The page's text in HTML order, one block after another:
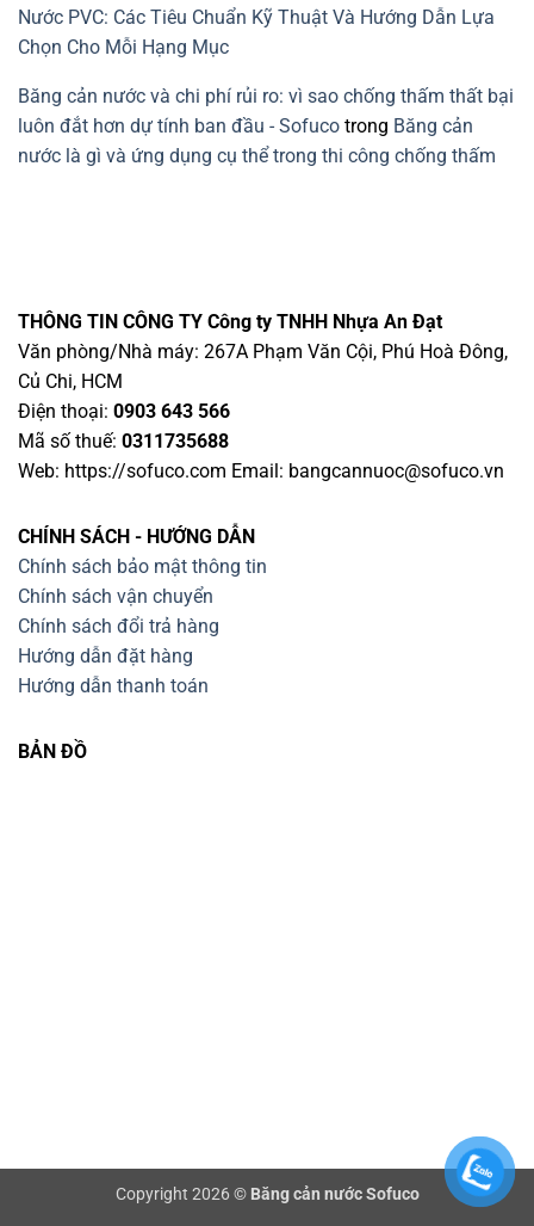
Nước PVC: Các Tiêu Chuẩn Kỹ Thuật Và Hướng Dẫn Lựa
Chọn Cho Mỗi Hạng Mục
Băng cản nước và chi phí rủi ro: vì sao chống thấm thất bại
luôn đắt hơn dự tính ban đầu - Sofuco trong Băng cản
nước là gì và ứng dụng cụ thể trong thi công chống thấm
THÔNG TIN CÔNG TY Công ty TNHH Nhựa An Đạt
Văn phòng/Nhà máy: 267A Phạm Văn Cội, Phú Hoà Đông,
Củ Chi, HCM
Điện thoại: 0903 643 566
Mã số thuế: 0311735688
Web: https://sofuco.com Email: bangcannuoc@sofuco.vn
CHÍNH SÁCH - HƯỚNG DẪN
Chính sách bảo mật thông tin
Chính sách vận chuyển
Chính sách đổi trả hàng
Hướng dẫn đặt hàng
Hướng dẫn thanh toán
BẢN ĐỒ
Copyright 2026 © Băng cản nước Sofuco